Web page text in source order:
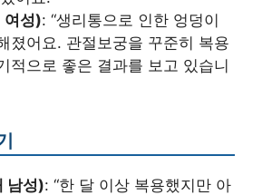
여성): “생리통으로 인한 엉덩이
졌어요. 관절보궁을 꾸준히 복용
적으로 좋은 결과를 보고 있습니
남성): “한 달 이상 복용했지만 아